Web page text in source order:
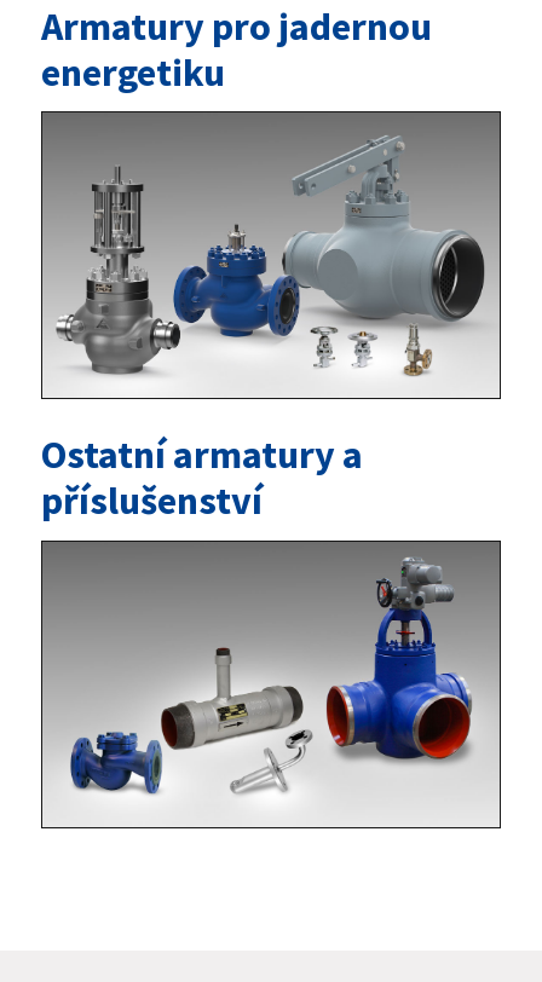
Armatury pro jadernou
energetiku
Ostatní armatury a
příslušenství